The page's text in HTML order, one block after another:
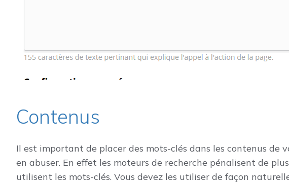
Contenus
Il est important de placer des mots-clés dans les contenus de
en abuser. En effet les moteurs de recherche pénalisent de
utilisent les mots-clés. Vous devez les utiliser de façon